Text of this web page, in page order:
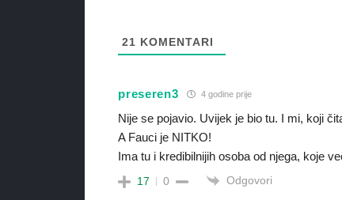
21 KOMENTARI
preseren3 4 godine prije
Nije se pojavio. Uvijek je bio tu. I mi, koji
A Fauci je NITKO!
Ima tu i kredibilnijih osoba od njega, koje
17 0 Odgovori